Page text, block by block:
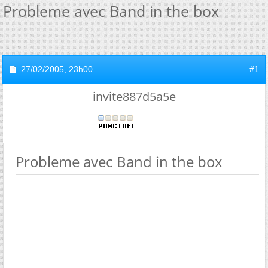
Probleme avec Band in the box
27/02/2005, 23h00 #1
invite887d5a5e
Probleme avec Band in the box